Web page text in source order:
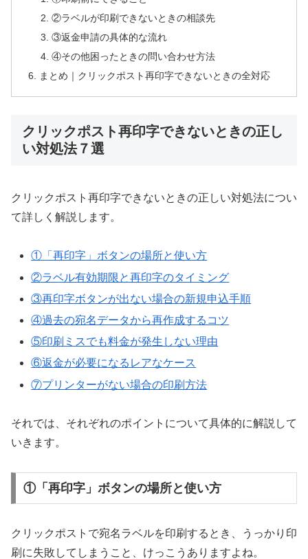
②ラベルが印刷できないときの相談先
③返金申請の具体的な流れ
④その他困ったときの問い合わせ方法
まとめ｜クリックポスト再印字できないときの全対応
クリックポスト再印字できないときの正し
い対処法７選
クリックポスト再印字できないときの正しい対処法につい
て詳しく解説します。
①「再印字」ボタンの場所と使い方
②ラベル有効期限と再印字のタイミング
③再印字ボタンが出ない場合の新規申込手順
④過去の宛名データから再作成するコツ
⑤印刷ミスでも料金が発生しない理由
⑥返金が必要になるレアなケース
⑦プリンターがない場合の印刷方法
それでは、それぞれのポイントについて具体的に解説して
いきます。
①「再印字」ボタンの場所と使い方
クリックポストで宛名ラベルを印刷するとき、うっかり印
刷に失敗してしまうこと、けっこうありますよね。